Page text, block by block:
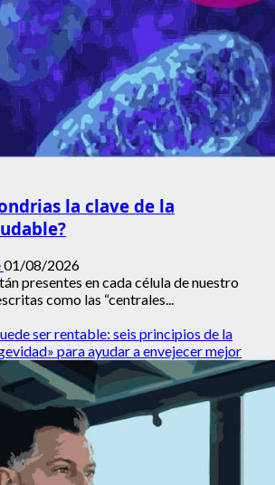
la clave de la
01/08/2026
presentes en cada célula de nuestro
como las “centrales...
ser rentable: seis principios de la
para ayudar a envejecer mejor